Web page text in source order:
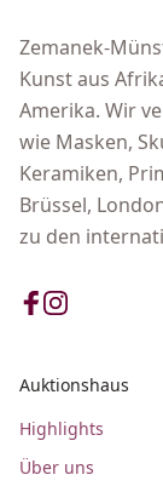
Zemanek-
Kunst aus
Amerika. Wir
wie Masken,
Keramiken,
Brüssel,
zu den
Auktionshaus
Highlights
Über uns